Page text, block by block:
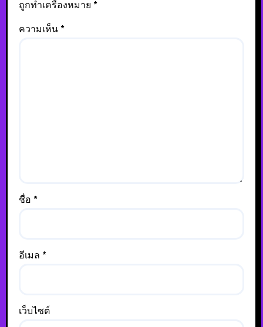
ถูกทำเครื่องหมาย *
ความเห็น *
ชื่อ *
อีเมล *
เว็บไซต์